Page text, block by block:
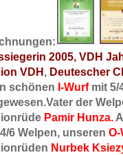
2005, VDH
VDH , Deutescher
schönen I-Wurfmit 5/
Vater der
Pamir Hunza.
6 Welpen, unseren
Nurbek